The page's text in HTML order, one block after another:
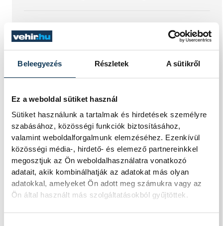
Beleegyezés Részletek A sütikről
Ez a weboldal sütiket használ
Sütiket használunk a tartalmak és hirdetések személyre
szabásához, közösségi funkciók biztosításához,
valamint weboldalforgalmunk elemzéséhez. Ezenkívül
közösségi média-, hirdető- és elemező partnereinkkel
megosztjuk az Ön weboldalhasználatra vonatkozó
adatait, akik kombinálhatják az adatokat más olyan
adatokkal, amelyeket Ön adott meg számukra vagy az
Ön által használt más szolgáltatásokból gyűjtöttek.
Mi történik a
balatonalmádi
teniszpályák körül?
Bérleti vita, megszakadt
egyeztetések és egy
tisztázatlan jogi eljárás
Évtizedes hagyomány, hat salakos
pálya, utánpótlás-nevelés és egy hosszú
távra megkötött bérleti szerződés áll az
egyik oldalon. A másikon az
önkormányzat, amely szerint a
Balatonalmádi Tenisz Klub aránytalanul
alacsony összegért használja a városi
területet. Megkerestük az egyesület két